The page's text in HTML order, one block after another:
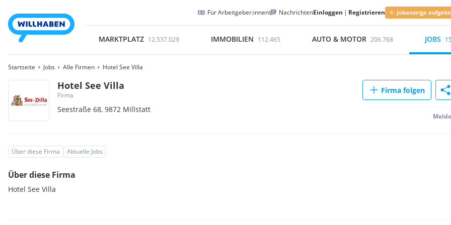
Für Arbeitgeber:innen NachrichtenEinloggen | Registrieren Jobanzeige
MARKTPLATZ 12.537.029 IMMOBILIEN 112.465 AUTO & MOTOR 206.768 JOBS
Startseite Jobs Alle Firmen Hotel See Villa
Hotel See Villa
Firma
Seestraße 68,9872 Millstatt
Firma folgen
Über diese Firma Aktuelle Jobs
Über diese Firma
Hotel See Villa